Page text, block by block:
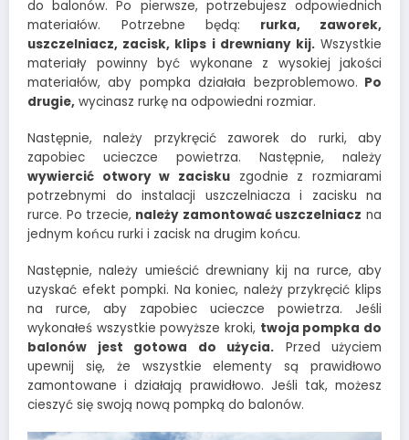
do balonów. Po pierwsze, potrzebujesz odpowiednich
materiałów. Potrzebne będą: rurka, zaworek,
uszczelniacz, zacisk, klips i drewniany kij.Wszystkie
materiały powinny być wykonane z wysokiej jakości
materiałów, aby pompka działała bezproblemowo. Po
drugie, wycinasz rurkę na odpowiedni rozmiar.
Następnie, należy przykręcić zaworek do rurki, aby
zapobiec ucieczce powietrza. Następnie, należy
wywiercić otwory w zacisku zgodnie z rozmiarami
potrzebnymi do instalacji uszczelniacza i zacisku na
rurce. Po trzecie, należy zamontować uszczelniacz na
jednym końcu rurki i zacisk na drugim końcu.
Następnie, należy umieścić drewniany kij na rurce, aby
uzyskać efekt pompki. Na koniec, należy przykręcić klips
na rurce, aby zapobiec ucieczce powietrza. Jeśli
wykonałeś wszystkie powyższe kroki, twoja pompka do
balonów jest gotowa do użycia. Przed użyciem
upewnij się, że wszystkie elementy są prawidłowo
zamontowane i działają prawidłowo. Jeśli tak, możesz
cieszyć się swoją nową pompką do balonów.